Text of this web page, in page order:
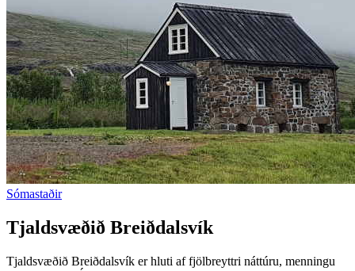
Sómastaðir
Tjaldsvæðið Breiðdalsvík
Tjaldsvæðið Breiðdalsvík er hluti af fjölbreyttri náttúru, menningu